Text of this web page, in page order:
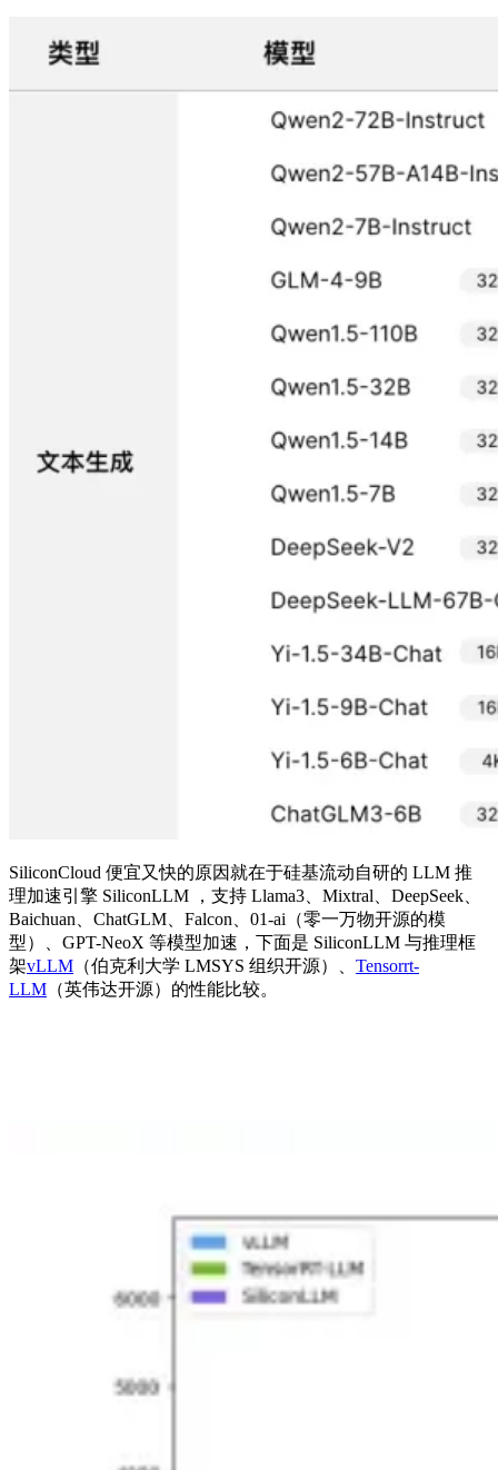
SiliconCloud 便宜又快的原因就在于硅基流动自研的 LLM 推
理加速引擎 SiliconLLM ，支持 Llama3、Mixtral、DeepSeek、
Baichuan、ChatGLM、Falcon、01-ai（零一万物开源的模
型）、GPT-NeoX 等模型加速，下面是 SiliconLLM 与推理框
架vLLM （伯克利大学 LMSYS 组织开源）、 Tensorrt-
LLM （英伟达开源）的性能比较。